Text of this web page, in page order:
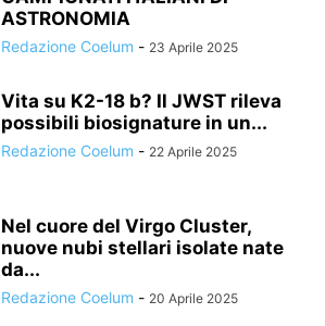
ASTRONOMIA
Redazione Coelum - 23 Aprile 2025
Vita su K2-18 b? Il JWST rileva
possibili biosignature in un...
Redazione Coelum - 22 Aprile 2025
Nel cuore del Virgo Cluster,
nuove nubi stellari isolate nate
da...
Redazione Coelum - 20 Aprile 2025